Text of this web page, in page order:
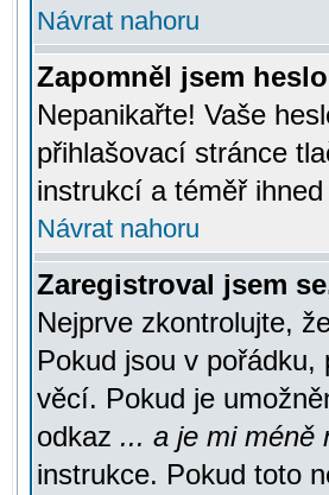
Návrat nahoru
Zapomněl jsem
Nepanikařte! Vaše
přihlašovací stránce
instrukcí a téměř
Návrat nahoru
Zaregistroval jsem
Nejprve zkontrolujte,
Pokud jsou v
věcí. Pokud je
odkaz ... a je mi méně
instrukce. Pokud toto